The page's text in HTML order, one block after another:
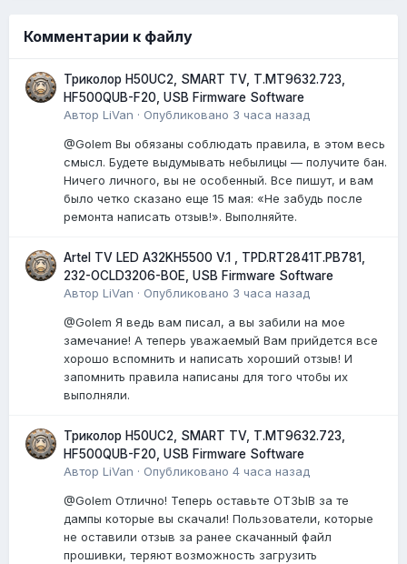
Комментарии к файлу
Триколор H50UC2, SMART TV, T.MT9632.723,
HF500QUB-F20, USB Firmware Software
Автор LiVan · Опубликовано 3 часа назад
@Golem Вы обязаны соблюдать правила, в этом весь
смысл. Будете выдумывать небылицы — получите бан.
Ничего личного, вы не особенный. Все пишут, и вам
было четко сказано еще 15 мая: «Не забудь после
ремонта написать отзыв!». Выполняйте.
Artel TV LED A32KH5500 V.1 , TPD.RT2841T.PB781,
232-OCLD3206-BOE, USB Firmware Software
Автор LiVan · Опубликовано 3 часа назад
@Golem Я ведь вам писал, а вы забили на мое
замечание! А теперь уважаемый Вам прийдется все
хорошо вспомнить и написать хороший отзыв! И
запомнить правила написаны для того чтобы их
выполняли.
Триколор H50UC2, SMART TV, T.MT9632.723,
HF500QUB-F20, USB Firmware Software
Автор LiVan · Опубликовано 4 часа назад
@Golem Отлично! Теперь оставьте ОТЗЫВ за те
дампы которые вы скачали! Пользователи, которые
не оставили отзыв за ранее скачанный файл
прошивки, теряют возможность загрузить